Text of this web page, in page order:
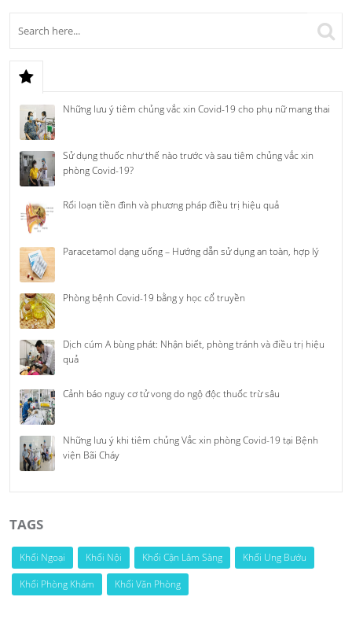
Những lưu ý tiêm chủng vắc xin Covid-19 cho phụ nữ mang thai
Sử dụng thuốc như thế nào trước và sau tiêm chủng vắc xin
phòng Covid-19?
Rối loạn tiền đình và phương pháp điều trị hiệu quả
Paracetamol dạng uống – Hướng dẫn sử dụng an toàn, hợp lý
Phòng bệnh Covid-19 bằng y học cổ truyền
Dịch cúm A bùng phát: Nhận biết, phòng tránh và điều trị hiệu
quả
Cảnh báo nguy cơ tử vong do ngộ độc thuốc trừ sâu
Những lưu ý khi tiêm chủng Vắc xin phòng Covid-19 tại Bệnh
viện Bãi Cháy
TAGS
Khối Ngoại Khối Nội Khối Cận Lâm Sàng
Khối Ung Bướu
Khối Phòng Khám
Khối Văn Phòng